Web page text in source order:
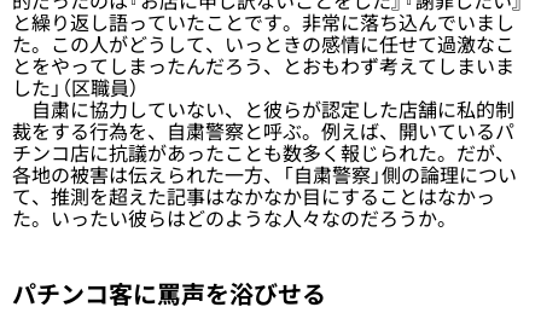
と繰り返し語っていたことです。非常に落ち込んでいまし
た。この人がどうして、いっときの感情に任せて過激なこ
とをやってしまったんだろう、とおもわず考えてしまいま
した」（区職員）
自粛に協力していない、と彼らが認定した店舗に私的制
裁をする行為を、自粛警察と呼ぶ。例えば、開いているパ
チンコ店に抗議があったことも数多く報じられた。だが、
各地の被害は伝えられた一方、「自粛警察」側の論理につい
て、推測を超えた記事はなかなか目にすることはなかっ
た。いったい彼らはどのような人々なのだろうか。
パチンコ客に罵声を浴びせる